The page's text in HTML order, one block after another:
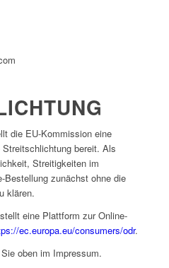
die EU-Kommission eine
bereit. Als
Streitigkeiten im
Bestellung zunächst ohne die
klären.
eine Plattform zur Online-
ec.europa.eu/consumers/odr.
oben im Impressum.